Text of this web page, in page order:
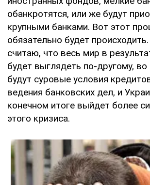
обанкротятся, или же будут
крупными банками. Вот этот
обязательно будет
считаю, что весь мир в
будет выглядеть по-другому,
будут суровые условия
ведения банковских дел, и
конечном итоге выйдет более
этого кризиса.